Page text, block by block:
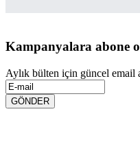
Kampanyalara abone
Aylık bülten için güncel email